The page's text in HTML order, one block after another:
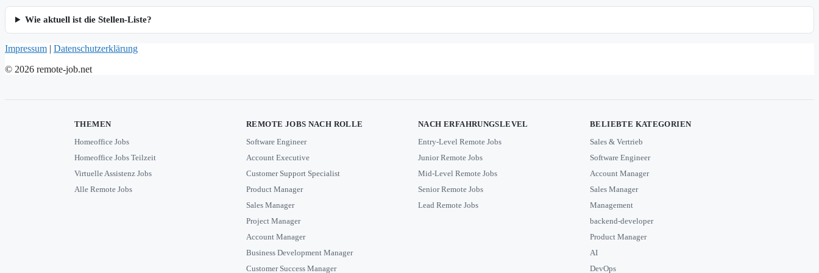
Wie aktuell ist die Stellen-Liste?
Impressum | Datenschutzerklärung
© 2026 remote-job.net
THEMEN
Homeoffice Jobs
Homeoffice Jobs Teilzeit
Virtuelle Assistenz Jobs
Alle Remote Jobs
REMOTE JOBS NACH ROLLE
Software Engineer
Account Executive
Customer Support Specialist
Product Manager
Sales Manager
Project Manager
Account Manager
Business Development Manager
Customer Success Manager
NACH ERFAHRUNGSLEVEL
Entry-Level Remote Jobs
Junior Remote Jobs
Mid-Level Remote Jobs
Senior Remote Jobs
Lead Remote Jobs
BELIEBTE KATEGORIEN
Sales & Vertrieb
Software Engineer
Account Manager
Sales Manager
Management
backend-developer
Product Manager
AI
DevOps